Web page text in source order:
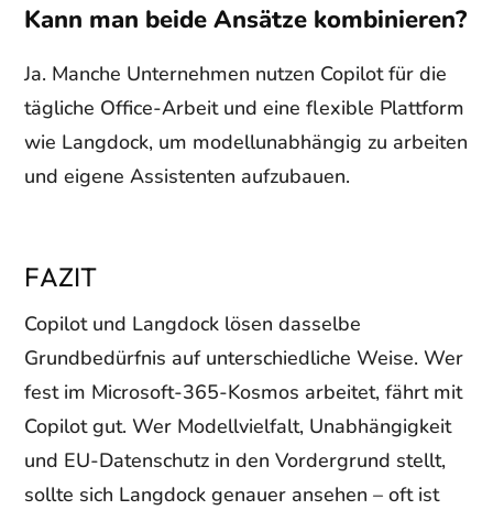
Kann man beide Ansätze kombinieren?
Ja. Manche Unternehmen nutzen Copilot für die
tägliche Office-Arbeit und eine flexible Plattform
wie Langdock, um modellunabhängig zu arbeiten
und eigene Assistenten aufzubauen.
FAZIT
Copilot und Langdock lösen dasselbe
Grundbedürfnis auf unterschiedliche Weise. Wer
fest im Microsoft-365-Kosmos arbeitet, fährt mit
Copilot gut. Wer Modellvielfalt, Unabhängigkeit
und EU-Datenschutz in den Vordergrund stellt,
sollte sich Langdock genauer ansehen – oft ist